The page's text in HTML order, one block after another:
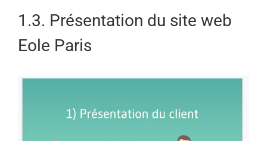
1.3. Présentation du site web
Eole Paris